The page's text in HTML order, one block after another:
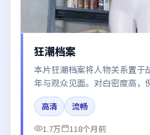
狂潮档案
本片狂潮档案将人物关系置于
年与观众见面。对白密度高，
词节奏值得关注；整体气质偏
高清
流畅
1.7万
118个月前